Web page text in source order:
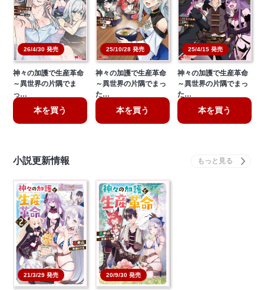
26/4/30 発売
神々の加護で生産革命
～異世界の片隅でま
っ…
本を買う
25/10/28 発売
神々の加護で生産革命
～異世界の片隅でまっ
た…
本を買う
25/4/15 発売
神々の加護で生産革命
～異世界の片隅でまっ
た…
本を買う
小説更新情報
21/3/29 発売 20/9/30 発売